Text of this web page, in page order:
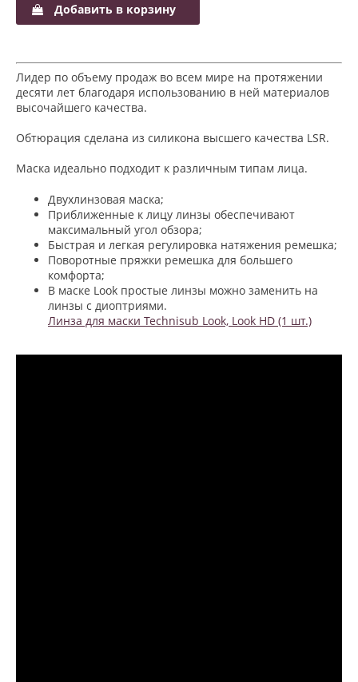
Добавить в корзину
Лидер по объему продаж во всем мире на протяжении
десяти лет благодаря использованию в ней материалов
высочайшего качества.
Обтюрация сделана из силикона высшего качества LSR.
Маска идеально подходит к различным типам лица.
Двухлинзовая маска;
Приближенные к лицу линзы обеспечивают
максимальный угол обзора;
Быстрая и легкая регулировка натяжения ремешка;
Поворотные пряжки ремешка для большего
комфорта;
В маске Look простые линзы можно заменить на
линзы с диоптриями.
Линза для маски Technisub Look, Look HD (1 шт.)